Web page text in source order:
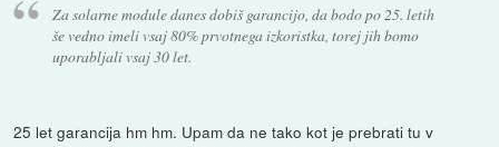
Za solarne module danes dobiš garancijo, da bodo po 25. letih
še vedno imeli vsaj 80% prvotnega izkoristka, torej jih bomo
uporabljali vsaj 30 let.
25 let garancija hm hm. Upam da ne tako kot je prebrati tu v